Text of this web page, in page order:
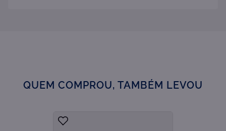
QUEM COMPROU, TAMBÉM LEVOU